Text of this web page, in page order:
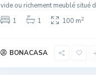
vide ou richement meublé situé d
1
1 100 m2
BONACASA